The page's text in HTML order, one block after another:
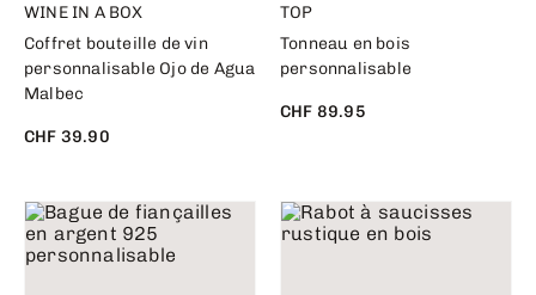
WINE IN A BOX
Coffret bouteille de vin
personnalisable Ojo de Agua
Malbec
CHF 39.90
TOP
Tonneau en bois
personnalisable
CHF 89.95